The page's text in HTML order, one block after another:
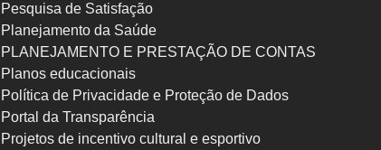
Pesquisa de Satisfação
Planejamento da Saúde
PLANEJAMENTO E PRESTAÇÃO DE CONTAS
Planos educacionais
Política de Privacidade e Proteção de Dados
Portal da Transparência
Projetos de incentivo cultural e esportivo